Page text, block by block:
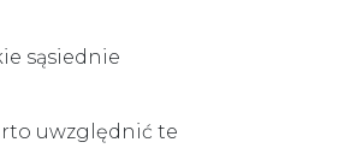
sąsiednie
uwzględnić te